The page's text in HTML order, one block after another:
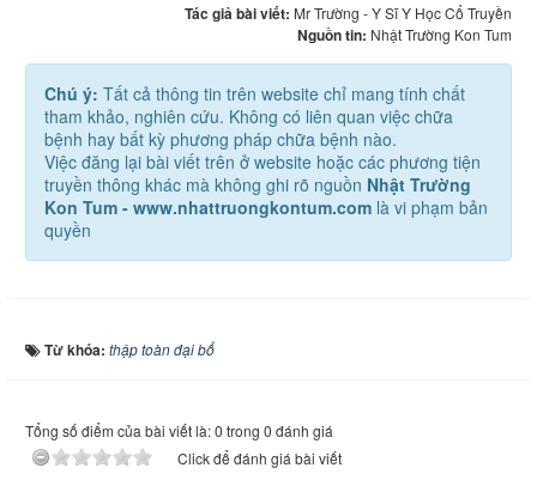
Tác giả bài viết: Mr Trường - Y Sĩ Y Học Cổ Truyền
Nguồn tin: Nhật Trường Kon Tum
Chú ý: Tất cả thông tin trên website chỉ mang tính chất
tham khảo, nghiên cứu. Không có liên quan việc chữa
bệnh hay bất kỳ phương pháp chữa bệnh nào.
Việc đăng lại bài viết trên ở website hoặc các phương tiện
truyền thông khác mà không ghi rõ nguồn Nhật Trường
Kon Tum - www.nhattruongkontum.com là vi phạm bản
quyền
Từ khóa: thập toàn đại bổ
Tổng số điểm của bài viết là: 0 trong 0 đánh giá
Click để đánh giá bài viết